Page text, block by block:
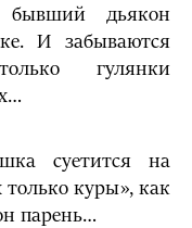
бывший дьякон
И забываются
гулянки
суетится на
куры», как
парень…